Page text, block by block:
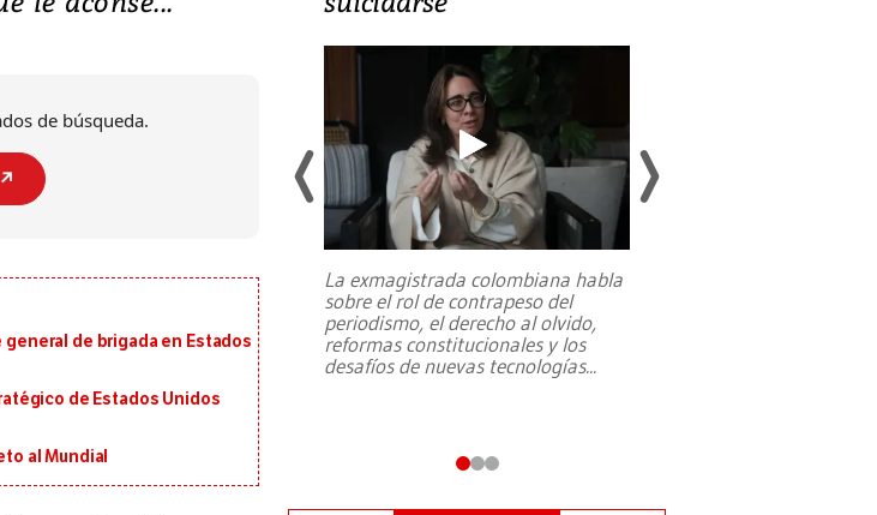
de búsqueda.
de brigada en Estados
de Estados Unidos
al Mundial
Japón, provocando una
La exmagistrada colombiana habla
sobre el rol de contrapeso del
periodismo, el derecho al olvido,
reformas constitucionales y los
desafíos de nuevas tecnologías...